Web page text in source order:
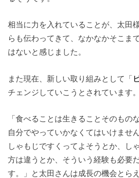
相当に力を入れていることが、太田
らも伝わってきて、 なかなかそこま
はないと感じました。
また現在、新しい取り組みとして「
チェンジしていこうとされています。
「食べることは生きることそのもの
自分でやっていかなくてはいけませ
しゃもじですくってよそうとか、し
方は違うとか、そういう経験も必要
す。」と太田さんは成長の機会とら